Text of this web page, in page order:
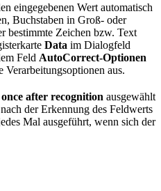
eingegebenen Wert automatisch
Buchstaben in Groß- oder
bestimmte Zeichen bzw. Text
Data im Dialogfeld
Feld AutoCorrect-Optionen
Verarbeitungsoptionen aus.
after recognition ausgewählt
der Erkennung des Feldwerts
Mal ausgeführt, wenn sich der